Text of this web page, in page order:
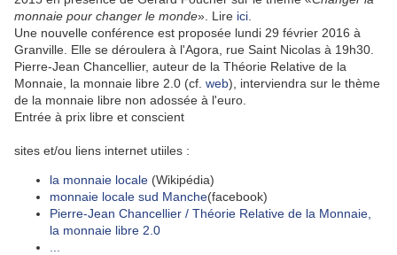
monnaie pour changer le monde». Lire ici
Une nouvelle conférence est proposée lundi 29 février 2016 à
Granville. Elle se déroulera à l'Agora, rue Saint Nicolas à 19h30.
Pierre-Jean Chancellier, auteur de la Théorie Relative de la
Monnaie, la monnaie libre 2.0 (cf. web), interviendra sur le thème
de la monnaie libre non adossée à l'euro.
Entrée à prix libre et conscient
sites et/ou liens internet utiiles :
la monnaie locale (Wikipédia)
monnaie locale sud Manche(facebook)
Pierre-Jean Chancellier / Théorie Relative de la Monnaie,
la monnaie libre 2.0